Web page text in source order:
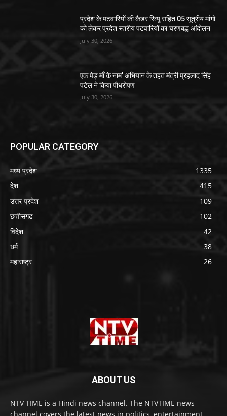
प्रदेश के पटवारियों की कैडर रिव्यू सहित 05 सूत्रीय मांगो
को लेकर प्रदेश स्तरीय पटवारियों का चरणबद्ध आंदोलन
July 30, 2026
एक पेड़ माँ के नाम’ अभियान के तहत मंत्री प्रहलाद सिंह
पटेल ने किया पौधरोपण
July 30, 2026
POPULAR CATEGORY
मध्य प्रदेश
1335
देश
415
उत्तर प्रदेश
109
छत्तीसगढ
102
विदेश
42
धर्म
38
महाराष्ट्र
26
ABOUT US
NTV TIME is a Hindi news channel. The NTVTIME news